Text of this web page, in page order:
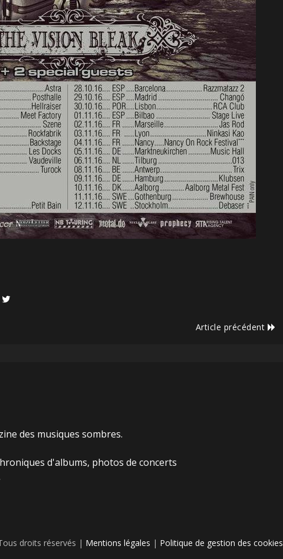
Article précédent
des musiques sombres.
d'albums, photos de concerts
droits réservés | Mentions légales | Politique de gestion des cookies